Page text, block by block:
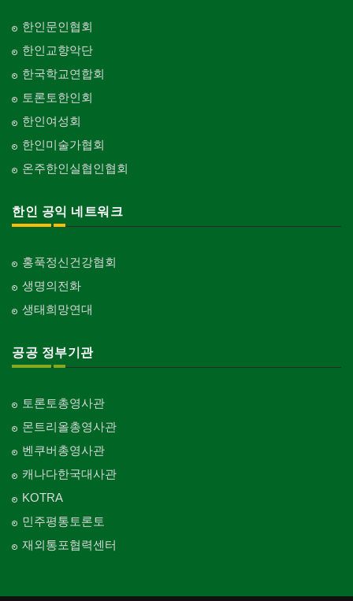
한인문인협회
한인교향악단
한국학교연합회
토론토한인회
한인여성회
한인미술가협회
온주한인실협인협회
한인 공익 네트워크
홍푹정신건강협회
생명의전화
생태희망연대
공공 정부기관
토론토총영사관
몬트리올총영사관
벤쿠버총영사관
캐나다한국대사관
KOTRA
민주평통토론토
재외통포협력센터